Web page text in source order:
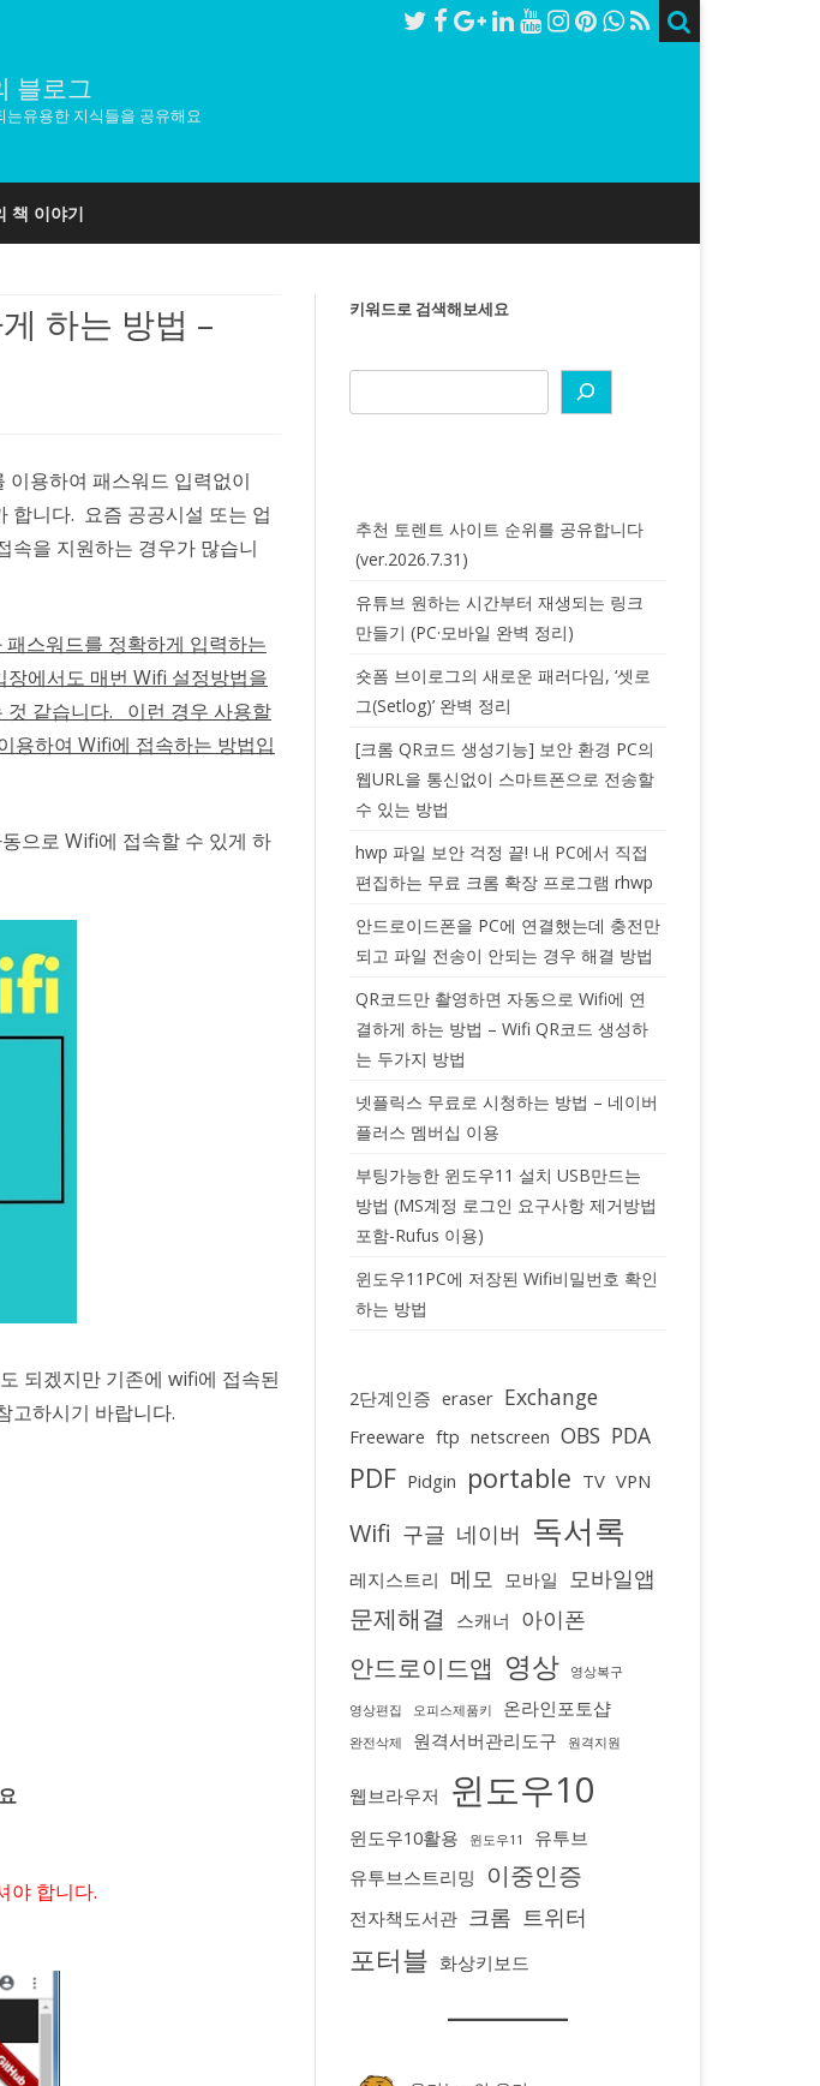
블로그
유용한 지식들을 공유해요
to
content
책 이야기
하는 방법 –
용하여 패스워드 입력없이
합니다. 요즘 공공시설 또는 업
속을 지원하는 경우가 많습니
스워드를 정확하게 입력하는
에서도 매번 Wifi 설정방법을
것 같습니다. 이런 경우 사용할
용하여 Wifi에 접속하는 방법입
으로 Wifi에 접속할 수 있게 하
되겠지만 기존에 wifi에 접속된
고하시기 바랍니다.
야 합니다.
키워드로 검색해보세요
추천 토렌트 사이트 순위를 공유합니다
(ver.2026.7.31)
유튜브 원하는 시간부터 재생되는 링크
만들기 (PC·모바일 완벽 정리)
숏폼 브이로그의 새로운 패러다임, ‘셋로
그(Setlog)’ 완벽 정리
[크롬 QR코드 생성기능] 보안 환경 PC의
웹URL을 통신없이 스마트폰으로 전송할
수 있는 방법
hwp 파일 보안 걱정 끝! 내 PC에서 직접
편집하는 무료 크롬 확장 프로그램 rhwp
안드로이드폰을 PC에 연결했는데 충전만
되고 파일 전송이 안되는 경우 해결 방법
QR코드만 촬영하면 자동으로 Wifi에 연
결하게 하는 방법 – Wifi QR코드 생성하
는 두가지 방법
넷플릭스 무료로 시청하는 방법 – 네이버
플러스 멤버십 이용
부팅가능한 윈도우11 설치 USB만드는
방법 (MS계정 로그인 요구사항 제거방법
포함-Rufus 이용)
윈도우11PC에 저장된 Wifi비밀번호 확인
하는 방법
2단계인증 eraser Exchange
Freeware ftp netscreen OBS PDA
PDF Pidgin portable TV VPN
Wifi 구글 네이버 독서록
레지스트리 메모 모바일 모바일앱
문제해결 스캐너 아이폰
안드로이드앱 영상 영상복구
영상편집 오피스제품키 온라인포토샵
완전삭제 원격서버관리도구 원격지원
웹브라우저 윈도우10
윈도우10활용 윈도우11
유투브
유투브스트리밍
이중인증
전자책도서관 크롬 트위터
포터블 화상키보드